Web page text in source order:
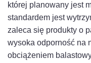
której planowany jest
standardem jest
zaleca się produkty o
wysoka odporność na
obciążeniem